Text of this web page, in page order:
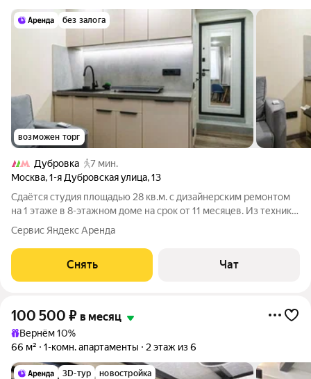
без залога
возможен торг
Дубровка
7 мин.
Москва,1-я Дубровская улица,13
Сдаётся студия площадью 28 кв.м. с дизайнерским ремонтом
на 1 этаже в 8-этажном доме на срок от 11 месяцев. Из техники
есть: Телевизор Стиральная машина Холодильник
Посудомоечная машина Дом - кирпичный, окна выходят на
улицу. Есть консьерж.
Сервис Яндекс Аренда
Снять Чат
100 500 ₽ в месяц
Вернём 10%
66 м²
1-комн. апартаменты 2 этаж из 6
3D-тур новостройка